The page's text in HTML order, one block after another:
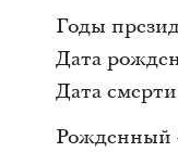
Годы
Дата
Дата
Рожденный